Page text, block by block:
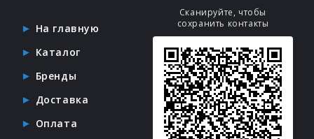
На главную
Каталог
Бренды
Доставка
Оплата
Сканируйте, чтобы
сохранить контакты